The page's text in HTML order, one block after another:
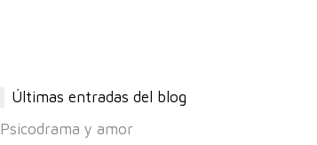
Últimas entradas del blog
Psicodrama y amor